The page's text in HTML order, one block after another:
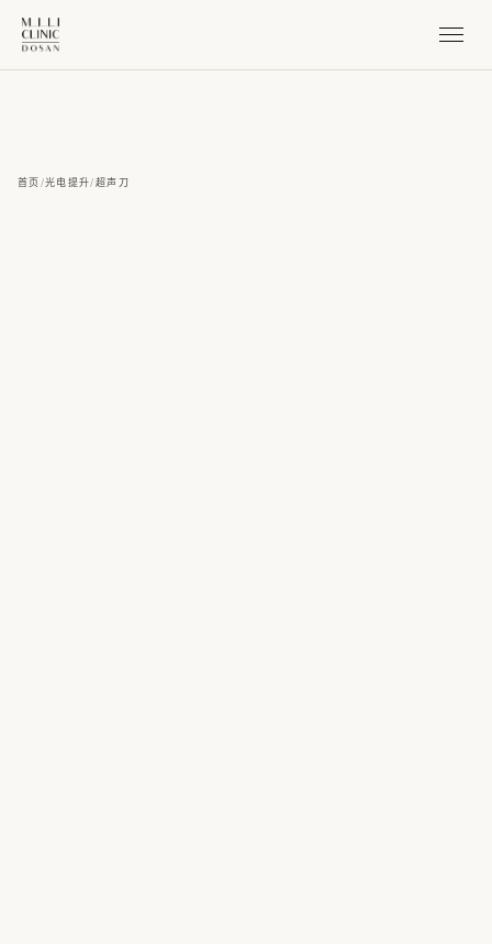
首页 /光电提升/超声刀